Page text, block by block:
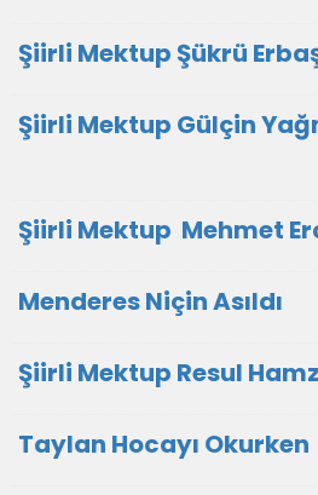
Şiirli Mektup Şükrü
Şiirli Mektup Gülçin
Şiirli Mektup Mehmet
Menderes Niçin Asıldı
Şiirli Mektup Resul
Taylan Hocayı Okurken